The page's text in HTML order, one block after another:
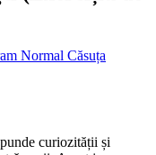
Normal Căsuța
curiozității și